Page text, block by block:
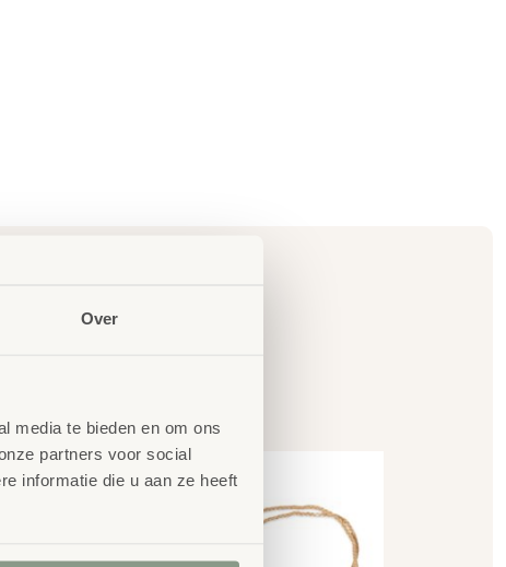
Over
media te bieden en om ons
partners voor social
informatie die u aan ze heeft